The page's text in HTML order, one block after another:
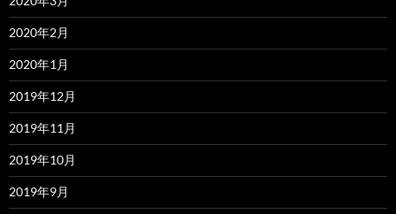
2020年2月
2020年1月
2019年12月
2019年11月
2019年10月
2019年9月